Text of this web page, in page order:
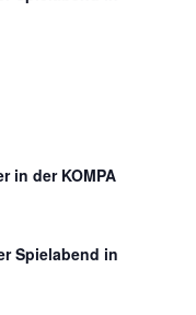
in der KOMPA
Spielabend in